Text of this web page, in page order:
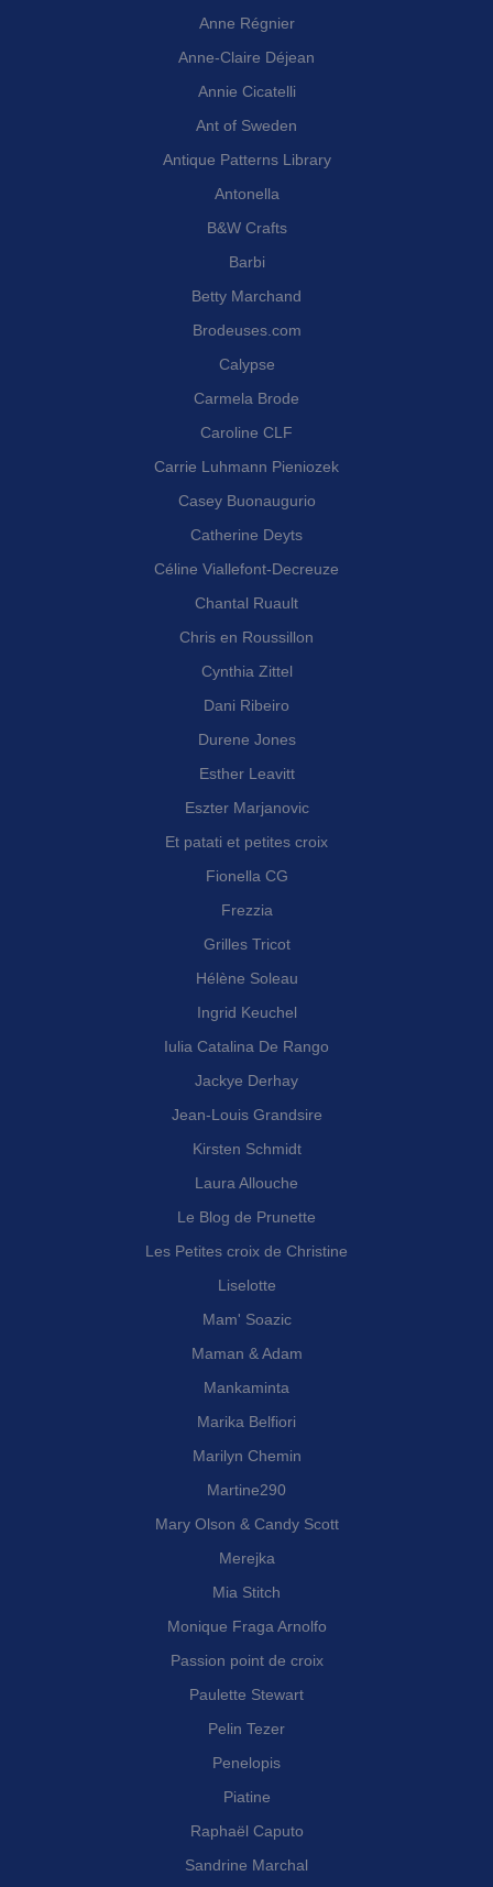
Anne Régnier
Anne-Claire Déjean
Annie Cicatelli
Ant of Sweden
Antique Patterns Library
Antonella
B&W Crafts
Barbi
Betty Marchand
Brodeuses.com
Calypse
Carmela Brode
Caroline CLF
Carrie Luhmann Pieniozek
Casey Buonaugurio
Catherine Deyts
Céline Viallefont-Decreuze
Chantal Ruault
Chris en Roussillon
Cynthia Zittel
Dani Ribeiro
Durene Jones
Esther Leavitt
Eszter Marjanovic
Et patati et petites croix
Fionella CG
Frezzia
Grilles Tricot
Hélène Soleau
Ingrid Keuchel
Iulia Catalina De Rango
Jackye Derhay
Jean-Louis Grandsire
Kirsten Schmidt
Laura Allouche
Le Blog de Prunette
Les Petites croix de Christine
Liselotte
Mam' Soazic
Maman & Adam
Mankaminta
Marika Belfiori
Marilyn Chemin
Martine290
Mary Olson & Candy Scott
Merejka
Mia Stitch
Monique Fraga Arnolfo
Passion point de croix
Paulette Stewart
Pelin Tezer
Penelopis
Piatine
Raphaël Caputo
Sandrine Marchal